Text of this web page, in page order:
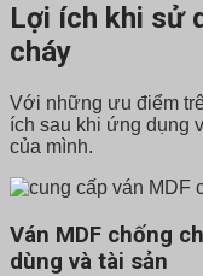
Lợi ích khi sử
cháy
Với những ưu điểm
ích sau khi ứng dụng
của mình.
Ván MDF chống
dùng và tài sản